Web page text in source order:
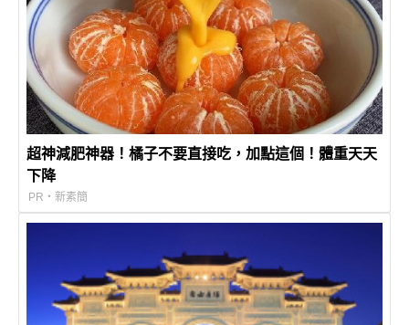
超神減肥神器！橘子不要直接吃，加點這個！體重天天
下降
PR・新素簡